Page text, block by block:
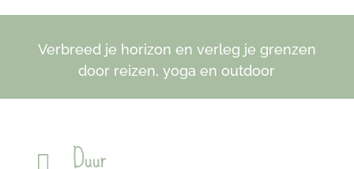
Verbreed je horizon en verleg je grenzen
door reizen, yoga en outdoor
Duur